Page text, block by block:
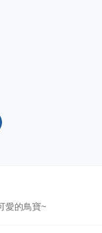
愛的鳥寶~